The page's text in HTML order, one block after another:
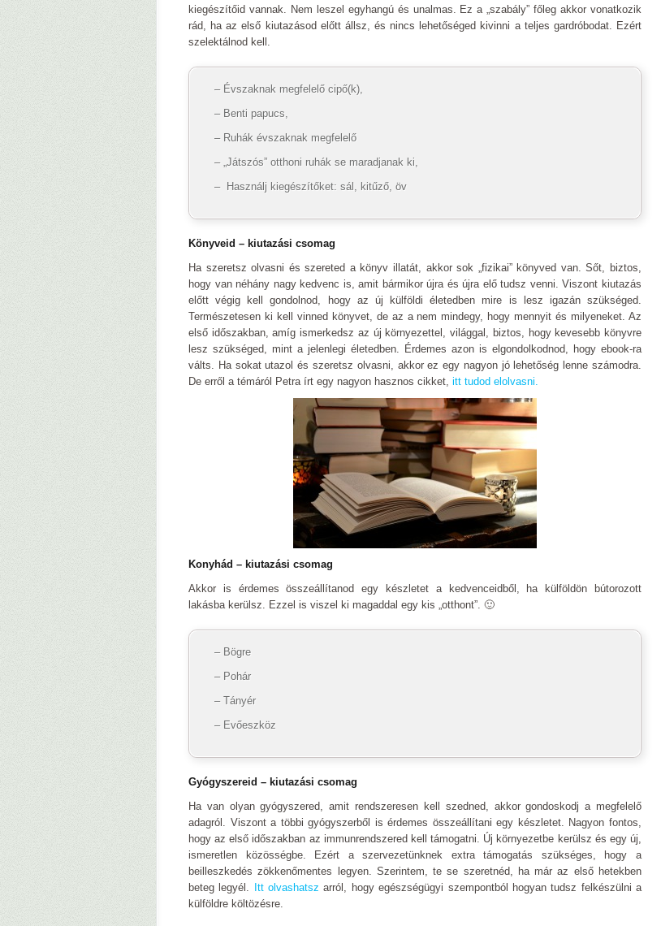
kiegészítőid vannak. Nem leszel egyhangú és unalmas. Ez a „szabály” főleg akkor vonatkozik
rád, ha az első kiutazásod előtt állsz, és nincs lehetőséged kivinni a teljes gardróbodat. Ezért
szelektálnod kell.
– Évszaknak megfelelő cipő(k),
– Benti papucs,
– Ruhák évszaknak megfelelő
– „Játszós” otthoni ruhák se maradjanak ki,
– Használj kiegészítőket: sál, kitűző, öv
Könyveid – kiutazási csomag
Ha szeretsz olvasni és szereted a könyv illatát, akkor sok „fizikai” könyved van. Sőt, biztos,
hogy van néhány nagy kedvenc is, amit bármikor újra és újra elő tudsz venni. Viszont kiutazás
előtt végig kell gondolnod, hogy az új külföldi életedben mire is lesz igazán szükséged.
Természetesen ki kell vinned könyvet, de az a nem mindegy, hogy mennyit és milyeneket. Az
első időszakban, amíg ismerkedsz az új környezettel, világgal, biztos, hogy kevesebb könyvre
lesz szükséged, mint a jelenlegi életedben. Érdemes azon is elgondolkodnod, hogy ebook-ra
válts. Ha sokat utazol és szeretsz olvasni, akkor ez egy nagyon jó lehetőség lenne számodra.
De erről a témáról Petra írt egy nagyon hasznos cikket, itt tudod elolvasni.
Konyhád – kiutazási csomag
Akkor is érdemes összeállítanod egy készletet a kedvenceidből, ha külföldön bútorozott
lakásba kerülsz. Ezzel is viszel ki magaddal egy kis „otthont”. 🙂
– Bögre
– Pohár
– Tányér
– Evőeszköz
Gyógyszereid – kiutazási csomag
Ha van olyan gyógyszered, amit rendszeresen kell szedned, akkor gondoskodj a megfelelő
adagról. Viszont a többi gyógyszerből is érdemes összeállítani egy készletet. Nagyon fontos,
hogy az első időszakban az immunrendszered kell támogatni. Új környezetbe kerülsz és egy új,
ismeretlen közösségbe. Ezért a szervezetünknek extra támogatás szükséges, hogy a
beilleszkedés zökkenőmentes legyen. Szerintem, te se szeretnéd, ha már az első hetekben
beteg legyél.
Itt olvashatsz arról, hogy egészségügyi szempontból hogyan tudsz felkészülni a
külföldre költözésre.